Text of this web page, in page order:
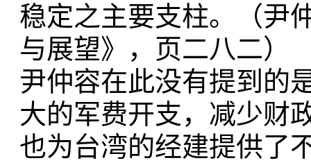
稳定之主要支柱。（尹
与展望》，页二八二）
尹仲容在此没有提到的
大的军费开支，减少财
也为台湾的经建提供了